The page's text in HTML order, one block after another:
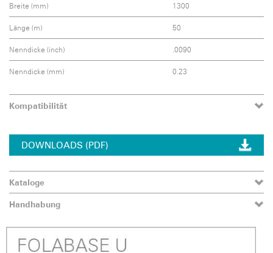
Breite (mm) 1300
Länge (m) 50
Nenndicke (inch) .0090
Nenndicke (mm) 0.23
Kompatibilität
DOWNLOADS (PDF)
Kataloge
Handhabung